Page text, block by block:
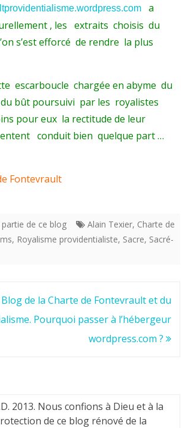
a
, les extraits choisis du
s’est efforcé de rendre la plus
escarboucle chargée en abyme du
du bût poursuivi par les royalistes
pour eux la rectitude de leur
conduit bien quelque part …
de Fontevrault
de ce blog Alain Texier, Charte de
, Royalisme providentialiste, Sacre, Sacré-
Blog de la Charte de Fontevrault et du
Pourquoi passer à l’hébergeur
wordpress.com ?
2013. Nous confions à Dieu et à la
de ce blog rénové de la